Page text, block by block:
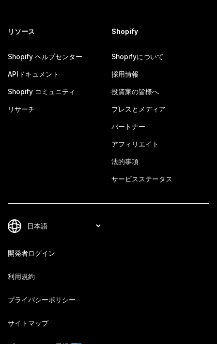
リソース
Shopify ヘルプセンター
APIドキュメント
Shopify コミュニティ
リサーチ
Shopify
Shopifyについて
採用情報
投資家の皆様へ
プレスとメディア
パートナー
アフィリエイト
法的事項
サービスステータス
開発者ログイン
利用規約
プライバシーポリシー
サイトマップ